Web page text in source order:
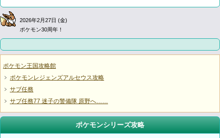
2026年2月27日 (金)
ポケモン30周年！
ポケモン王国攻略館
ポケモンレジェンズアルセウス攻略
サブ任務
サブ任務77 迷子の警備隊 原野へ……
ポケモンシリーズ攻略